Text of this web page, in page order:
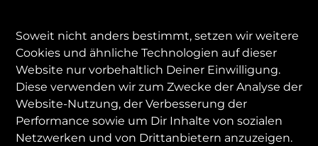
Soweit nicht anders bestimmt, setzen wir weitere
Cookies und ähnliche Technologien auf dieser
Website nur vorbehaltlich Deiner Einwilligung.
Diese verwenden wir zum Zwecke der Analyse der
Website-Nutzung, der Verbesserung der
Performance sowie um Dir Inhalte von sozialen
Netzwerken und von Drittanbietern anzuzeigen.